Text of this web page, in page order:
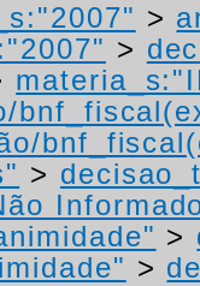
>
>
>
>
>